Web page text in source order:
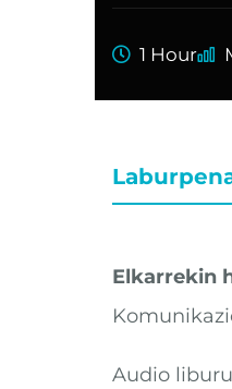
1 Hour
Elkarrekin
Audio